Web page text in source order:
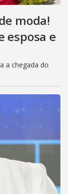
moda!
esposa e
a chegada do